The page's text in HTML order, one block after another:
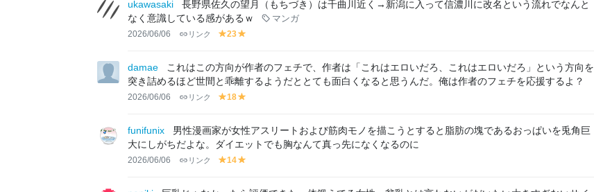
e
n
w
w
ukawasaki
長野県佐久の望月（もちづき）は千曲川近く→新潟に入って信濃川に改名という流れでなんと
なく意識している感があるｗ
マンガ
2026/06/06 リンク
y
lo
w
23
lo
w
damae
これはこの方向が作者のフェチで、作者は「これはエロいだろ、これはエロいだろ」という方向を
突き詰めるほど世間と乖離するようだととても面白くなると思うんだ。俺は作者のフェチを応援するよ？
2026/06/06 リンク
y
lo
w
18
lo
w
funifunix
男性漫画家が女性アスリートおよび筋肉モノを描こうとすると脂肪の塊であるおっぱいを兎角巨
大にしがちだよな。ダイエットでも胸なんて真っ先になくなるのに
2026/06/06 リンク
y
14